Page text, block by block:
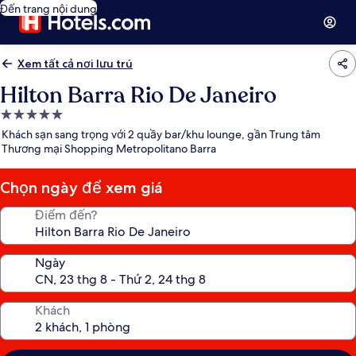
Đến trang nội dung
Xem tất cả nơi lưu trú
Hilton Barra Rio De Janeiro
Nơi
lưu
trú
5.0
sao
Khách sạn sang trọng với 2 quầy bar/khu lounge, gần Trung tâm
Thương mại Shopping Metropolitano Barra
Chọn ngày để xem giá
Điểm đến?
Ngày
Khách